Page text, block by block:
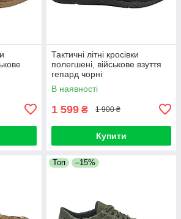
Тактичні літні кросівки
полегшені, військове взуття
гепард чорні
В наявності
1 599 ₴ 1 900 ₴
Купити
Топ –15%